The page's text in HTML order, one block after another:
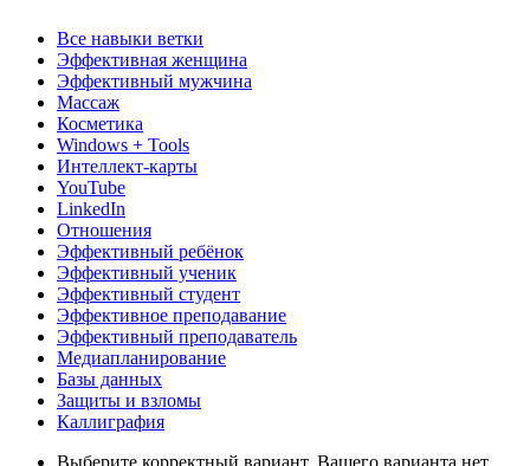
Все навыки ветки
Эффективная женщина
Эффективный мужчина
Массаж
Косметика
Windows + Tools
Интеллект-карты
YouTube
LinkedIn
Отношения
Эффективный ребёнок
Эффективный ученик
Эффективный студент
Эффективное преподавание
Эффективный преподаватель
Медиапланирование
Базы данных
Защиты и взломы
Каллиграфия
Выберите корректный вариант. Вашего варианта нет